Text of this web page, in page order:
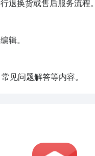
见问题解答等内容。